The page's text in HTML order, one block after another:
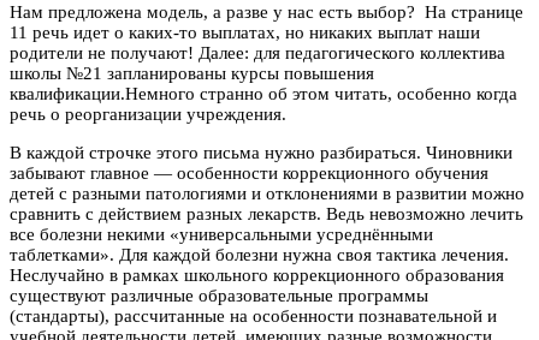
Нам предложена модель, а разве у нас есть выбор? На странице
11 речь идет о каких-то выплатах, но никаких выплат наши
родители не получают! Далее: для педагогического коллектива
школы №21 запланированы курсы повышения
квалификации.Немного странно об этом читать, особенно когда
речь о реорганизации учреждения.
В каждой строчке этого письма нужно разбираться. Чиновники
забывают главное — особенности коррекционного обучения
детей с разными патологиями и отклонениями в развитии можно
сравнить с действием разных лекарств. Ведь невозможно лечить
все болезни некими «универсальными усреднёнными
таблетками». Для каждой болезни нужна своя тактика лечения.
Неслучайно в рамках школьного коррекционного образования
существуют различные образовательные программы
(стандарты), рассчитанные на особенности познавательной и